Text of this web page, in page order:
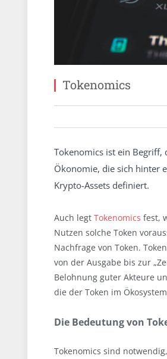
Tokenomics
Tokenomics ist ein
Ökonomie, die sich hinter
Krypto-Assets definiert.
Auch legt Tokenomics fest,
Nutzen solche Token
Nachfrage von Token.
von der Ausgabe bis zur
Belohnung guter Akteure
die der Token im
Die Bedeutung von
Tokenomics sind